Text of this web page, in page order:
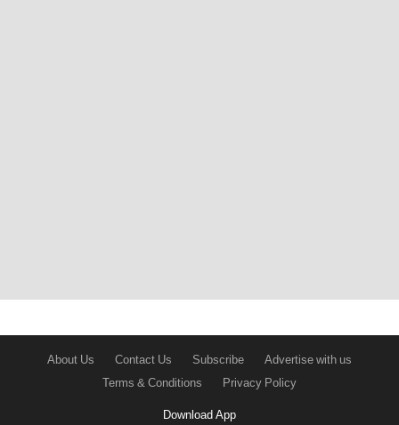
About Us Contact Us Subscribe
Advertise with us
Terms & Conditions
Privacy Policy
Download App